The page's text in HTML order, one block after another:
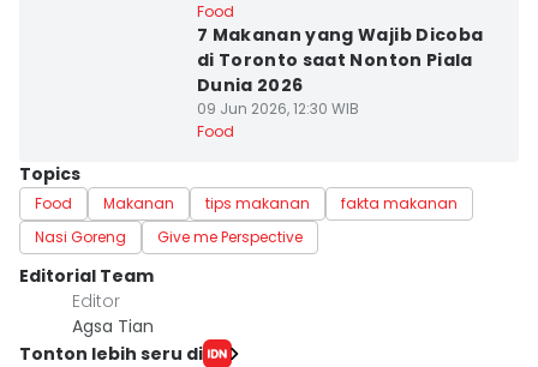
Food
7 Makanan yang Wajib Dicoba
di Toronto saat Nonton Piala
Dunia 2026
09 Jun 2026, 12:30 WIB
Food
Topics
Food Makanan tips makanan
fakta makanan
Nasi Goreng
Give me Perspective
Editorial Team
Editor
Agsa Tian
Tonton lebih seru di